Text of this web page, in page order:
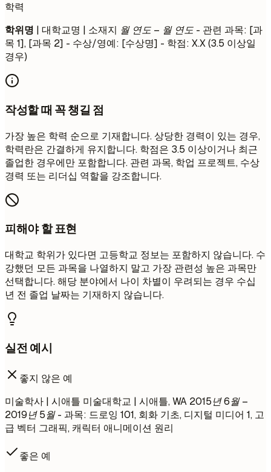
학력
학위명 | 대학교명 | 소재지 월 연도 – 월 연도 - 관련 과목: [과
목 1], [과목 2] - 수상/영예: [수상명] - 학점: X.X (3.5 이상일
경우)
작성할 때 꼭 챙길 점
가장 높은 학력 순으로 기재합니다. 상당한 경력이 있는 경우,
학력란은 간결하게 유지합니다. 학점은 3.5 이상이거나 최근
졸업한 경우에만 포함합니다. 관련 과목, 학업 프로젝트, 수상
경력 또는 리더십 역할을 강조합니다.
피해야 할 표현
대학교 학위가 있다면 고등학교 정보는 포함하지 않습니다. 수
강했던 모든 과목을 나열하지 말고 가장 관련성 높은 과목만
선택합니다. 해당 분야에서 나이 차별이 우려되는 경우 수십
년 전 졸업 날짜는 기재하지 않습니다.
실전 예시
좋지 않은 예
미술학사 | 시애틀 미술대학교 | 시애틀, WA 2015년 6월 –
2019년 5월- 과목: 드로잉 101, 회화 기초, 디지털 미디어 1, 고
급 벡터 그래픽, 캐릭터 애니메이션 원리
좋은 예